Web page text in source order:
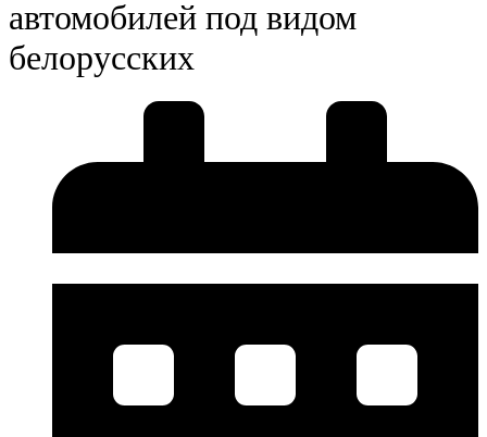
автомобилей под видом
белорусских